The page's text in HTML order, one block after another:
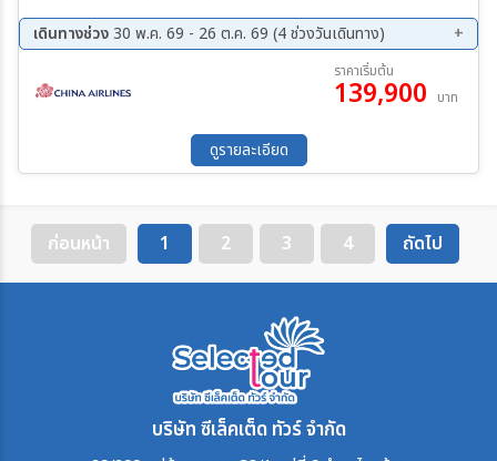
ไนแองการ่า - ชมน้ำตกไนแองการา - ล่องเรือ MAID OF THE MIST -
FASHION OUTLET OF NIAGARA FALLS - ไนแองการ่า - วิลเลียม
สปอร์ต - แฮร์ริสเบิร์ก
เดินทางช่วง30 พ.ค. 69 - 26 ต.ค. 69 (4 ช่วงวันเดินทาง)
18 ก.ย. 69 - 27 ก.ย. 69
01 ต.ค. 69 - 10 ต.ค. 69
17 ต.ค. 69 - 26 ต.ค. 69
ราคาเริ่มต้น
139,900 บาท
ดูรายละเอียด
ก่อนหน้า 1 2 3 4 ถัดไป
บริษัท ซีเล็คเต็ด ทัวร์ จำกัด